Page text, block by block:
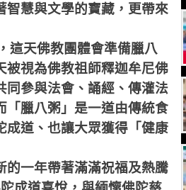
智慧與文學的寶藏，更帶來
這天佛教團體會準備臘八
被視為佛教祖師釋迦牟尼佛
同參與法會、誦經、傳灌法
「臘八粥」是一道由傳統食
成道、也讓大眾獲得「健康
的一年帶著滿滿祝福及熱騰